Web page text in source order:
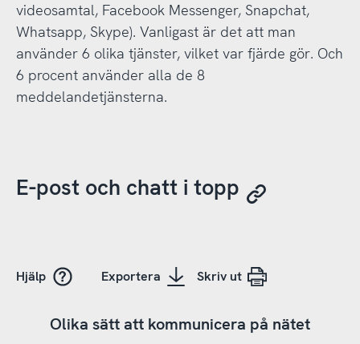
videosamtal, Facebook Messenger, Snapchat,
Whatsapp, Skype). Vanligast är det att man
använder 6 olika tjänster, vilket var fjärde gör. Och
6 procent använder alla de 8
meddelandetjänsterna.
E-post och chatt i topp
Hjälp Exportera Skriv ut
Olika sätt att kommunicera på nätet